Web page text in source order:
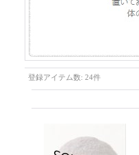
登録アイテム数: 24件